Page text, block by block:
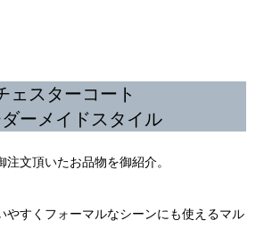
ェスターコート
ーメイドスタイル
文頂いたお品物を御紹介。
やすくフォーマルなシーンにも使えるマル